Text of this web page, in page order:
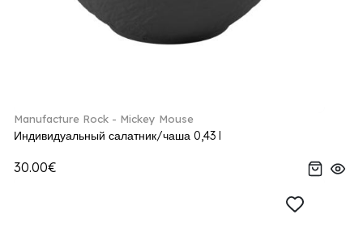
Manufacture Rock - Mickey Mouse
Индивидуальный салатник/чаша 0,43 l
30.00€